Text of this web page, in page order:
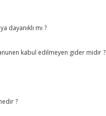
dayanıklı mı ?
kabul edilmeyen gider midir ?
?